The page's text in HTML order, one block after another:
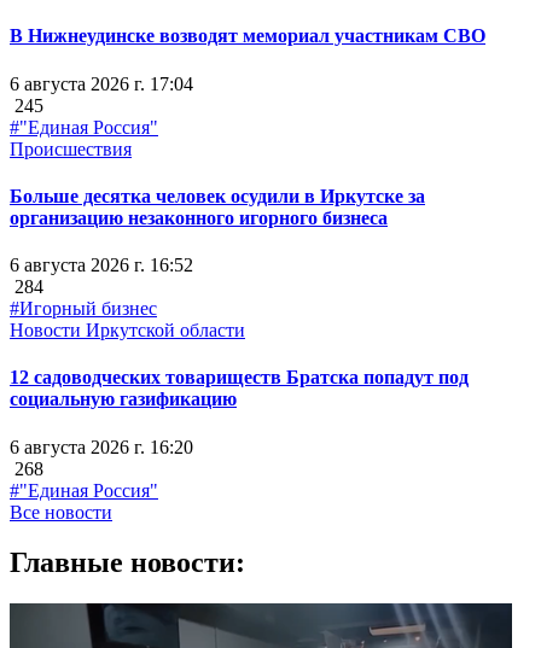
В Нижнеудинске возводят мемориал участникам СВО
6 августа 2026 г. 17:04
245
#"Единая Россия"
Происшествия
Больше десятка человек осудили в Иркутске за
организацию незаконного игорного бизнеса
6 августа 2026 г. 16:52
284
#Игорный бизнес
Новости Иркутской области
12 садоводческих товариществ Братска попадут под
социальную газификацию
6 августа 2026 г. 16:20
268
#"Единая Россия"
Все новости
Главные новости: